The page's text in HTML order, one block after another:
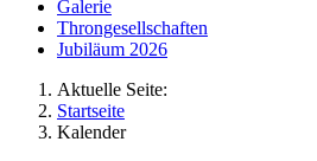
Galerie
Throngesellschaften
Jubiläum 2026
Aktuelle Seite:
Startseite
Kalender